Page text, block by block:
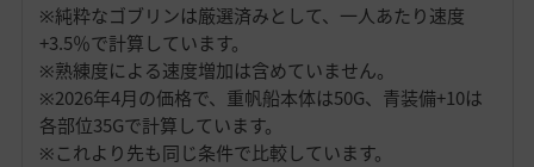
※純粋なゴブリンは厳選済みとして、一人あたり速度
+3.5％で計算しています。
※熟練度による速度増加は含めていません。
※2026年4月の価格で、重帆船本体は50G、青装備+10は
各部位35Gで計算しています。
※これより先も同じ条件で比較しています。